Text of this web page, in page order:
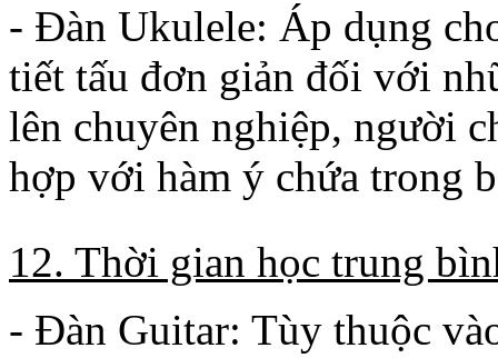
- Đàn Ukulele: Áp dụng
tiết tấu đơn giản đối với
lên chuyên nghiệp, người
hợp với hàm ý chứa trong
12. Thời gian học trung
- Đàn Guitar: Tùy thuộc